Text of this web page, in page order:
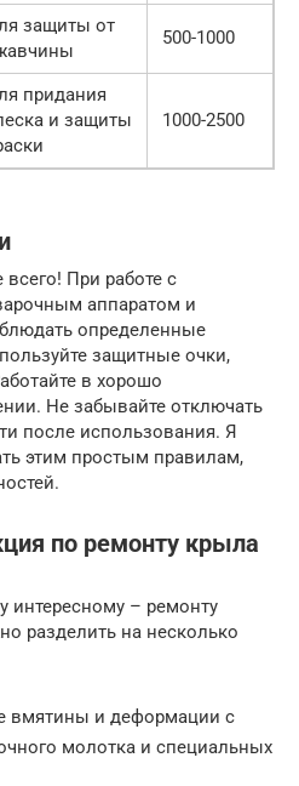
защиты от
500-1000
придания
и защиты
1000-2500
При работе с
аппаратом и
определенные
защитные очки,
в хорошо
Не забывайте отключать
после использования. Я
этим простым правилам,
по ремонту крыла
интересному – ремонту
разделить на несколько
вмятины и деформации с
молотка и специальных